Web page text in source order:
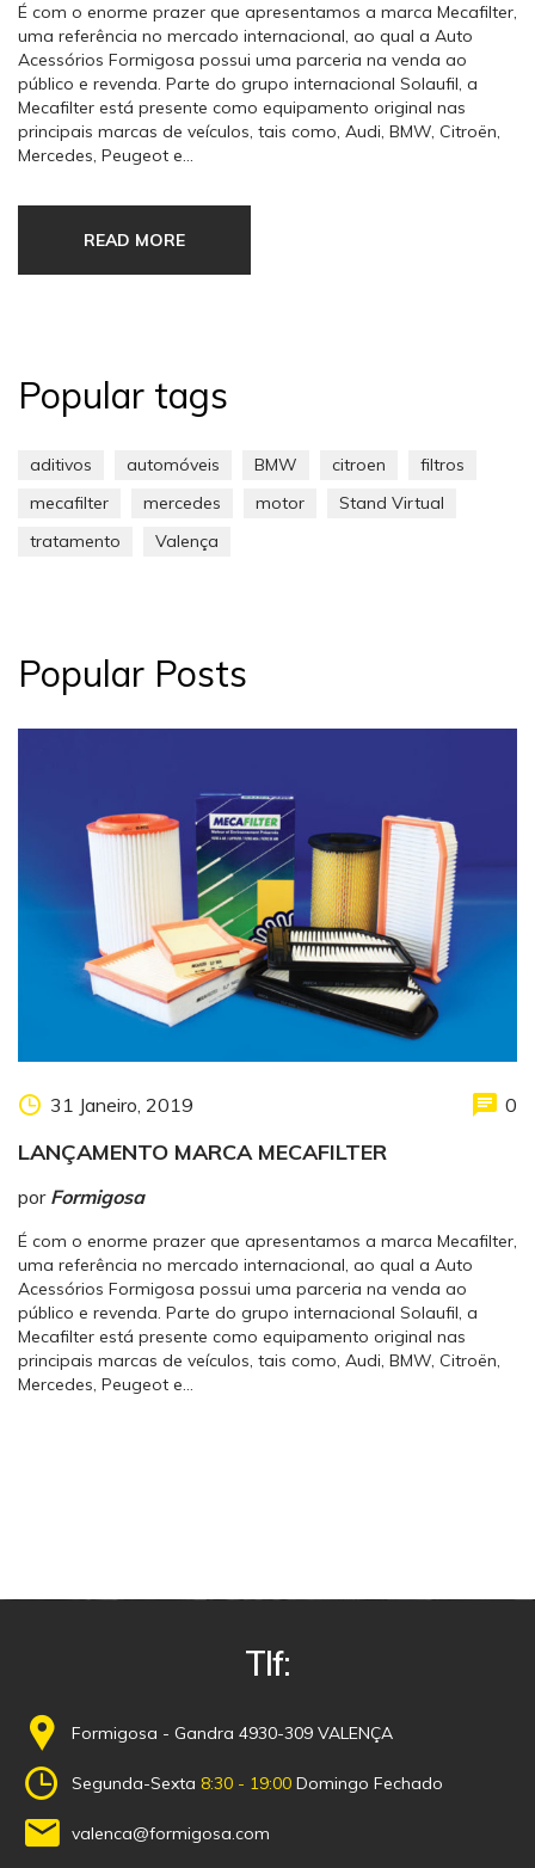
É com o enorme prazer que apresentamos a marca Mecafilter,
uma referência no mercado internacional, ao qual a Auto
Acessórios Formigosa possui uma parceria na venda ao
público e revenda. Parte do grupo internacional Solaufil, a
Mecafilter está presente como equipamento original nas
principais marcas de veículos, tais como, Audi, BMW, Citroën,
Mercedes, Peugeot e…
READ MORE
Popular tags
aditivos automóveis BMW citroen
filtros
mecafilter
mercedes motor
Stand Virtual
tratamento
Valença
Popular Posts
31 Janeiro, 2019 0
LANÇAMENTO MARCA MECAFILTER
por Formigosa
É com o enorme prazer que apresentamos a marca Mecafilter,
uma referência no mercado internacional, ao qual a Auto
Acessórios Formigosa possui uma parceria na venda ao
público e revenda. Parte do grupo internacional Solaufil, a
Mecafilter está presente como equipamento original nas
principais marcas de veículos, tais como, Audi, BMW, Citroën,
Mercedes, Peugeot e…
Tlf:
Formigosa - Gandra 4930-309 VALENÇA
Segunda-Sexta 8:30 - 19:00 Domingo Fechado
valenca@formigosa.com